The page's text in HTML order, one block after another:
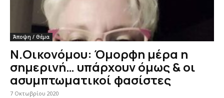
Άποψη / Θέμα
Ν.Οικονόμου: Όμορφη μέρα η
σημερινή… υπάρχουν όμως & οι
ασυμπτωματικοί φασίστες
7 Οκτωβρίου 2020